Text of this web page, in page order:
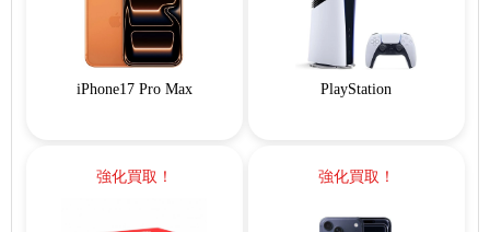
iPhone17 Pro Max PlayStation
強化買取！ 強化買取！